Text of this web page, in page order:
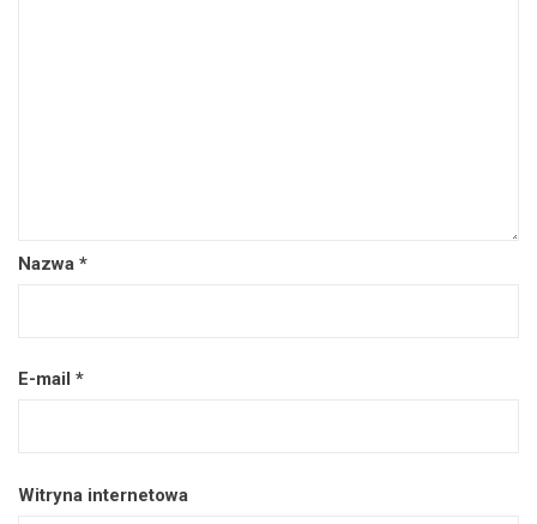
Nazwa *
E-mail *
Witryna internetowa